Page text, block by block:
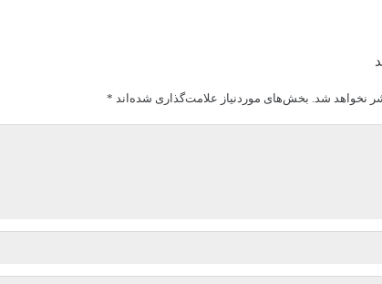
نخواهد شد. بخش‌های موردنیاز علامت‌گذاری شده‌اند *